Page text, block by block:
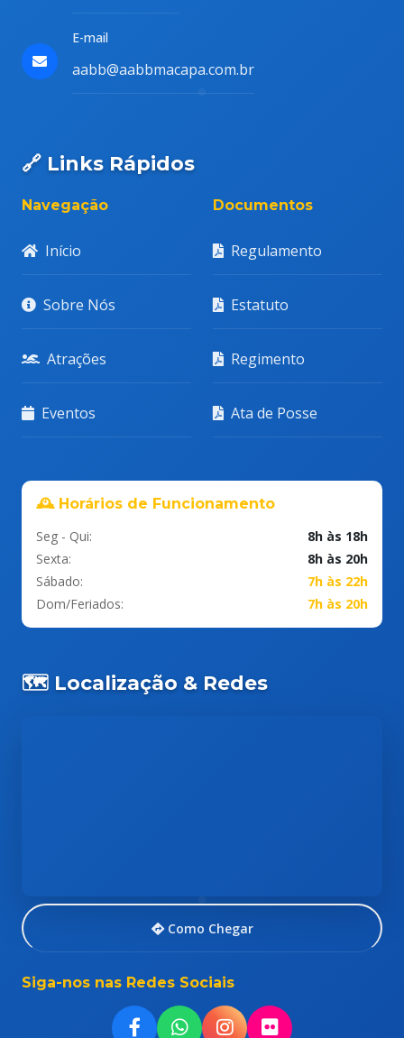
E-mail
aabb@aabbmacapa.com.br
🔗 Links Rápidos
Navegação
Início
Sobre Nós
Atrações
Eventos
Documentos
Regulamento
Estatuto
Regimento
Ata de Posse
🕰️ Horários de Funcionamento
Seg - Qui:
8h às 18h
Sexta:
8h às 20h
Sábado:
7h às 22h
Dom/Feriados:
7h às 20h
🗺️ Localização & Redes
Como Chegar
Siga-nos nas Redes Sociais